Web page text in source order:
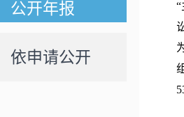
公开年报
依申请公开